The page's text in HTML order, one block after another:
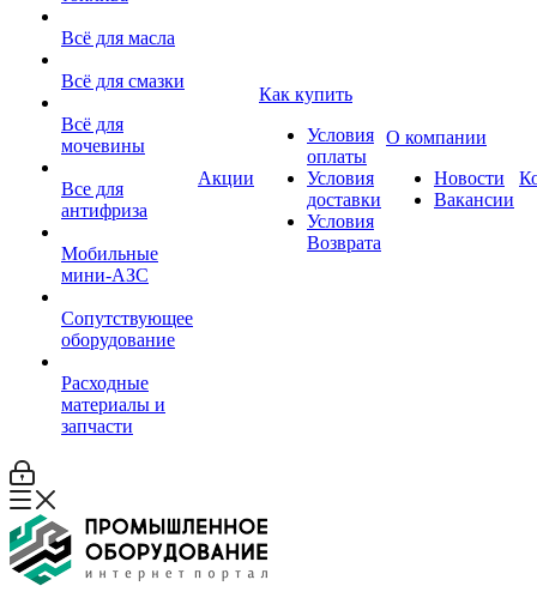
Всё для масла
Всё для смазки
Всё для
мочевины
Все для
антифриза
Мобильные
мини-АЗС
Сопутствующее
оборудование
Расходные
материалы и
запчасти
Акции
Как купить
Условия
оплаты
Условия
доставки
Условия
Возврата
О компании
Новости
Вакансии